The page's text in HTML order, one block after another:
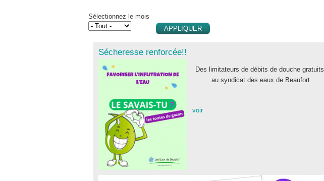
Sélectionnez le mois
Sécheresse renforcée!!
Des limitateurs de débits de douche gratuits,
au syndicat des eaux de Beaufort
voir